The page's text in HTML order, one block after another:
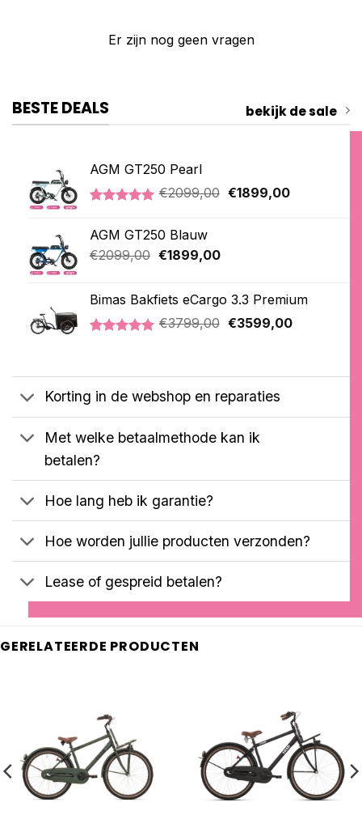
Er zijn nog geen vragen
BESTE DEALS bekijk de sale
AGM GT250 Pearl
gebaseerd
op
klantbeoordelingen
€2099,00 Oorspronkelijke
€1899,00Huidige
AGM GT250 Blauw
€2099,00 Oorspronkelijke
€2099,00.
€1899,00Huidige
€1899,00.
Bimas Bakfiets eCargo 3.3 Premium
klantbeoordelingen
€3799,00 Oorspronkelijke
€3599,00Huidige
Korting in de webshop en reparaties
Met welke betaalmethode kan ik
betalen?
Hoe lang heb ik garantie?
Hoe worden jullie producten verzonden?
Lease of gespreid betalen?
GERELATEERDE PRODUCTEN